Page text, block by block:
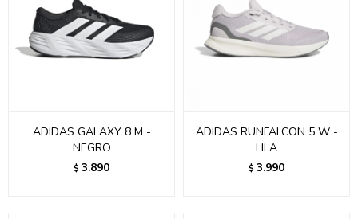
ADIDAS GALAXY 8 M -
NEGRO
$ 3.890
ADIDAS RUNFALCON 5 W -
LILA
$ 3.990